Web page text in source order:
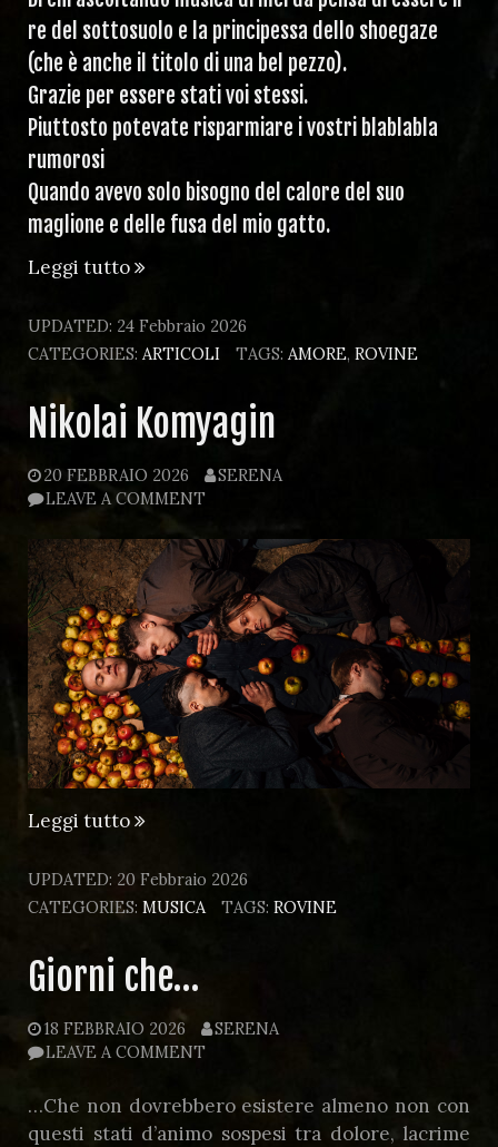
re del sottosuolo e la principessa dello shoegaze
(che è anche il titolo di una bel pezzo).
Grazie per essere stati voi stessi.
Piuttosto potevate risparmiare i vostri blablabla
rumorosi
Quando avevo solo bisogno del calore del suo
maglione e delle fusa del mio gatto.
Leggi tutto“23
UPDATED: 24 Febbraio 2026
CATEGORIES: ARTICOLI TAGS: AMORE,ROVINE
Nikolai Komyagin
20 FEBBRAIO 2026
SERENA
LEAVE A COMMENT
Leggi tutto“Nikolai
UPDATED: 20 Febbraio 2026
CATEGORIES: MUSICA TAGS:ROVINE
Giorni che…
18 FEBBRAIO 2026
SERENA
LEAVE A COMMENT
…Che non dovrebbero esistere almeno non con
questi stati d’animo sospesi tra dolore, lacrime